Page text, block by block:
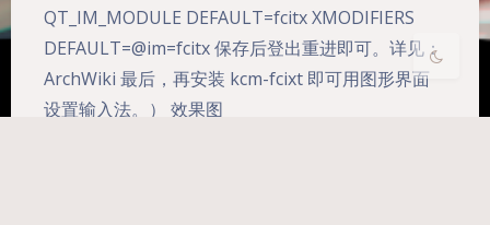
QT_IM_MODULE DEFAULT=fcitx XMODIFIERS
DEFAULT=@im=fcitx 保存后登出重进即可。详见：
ArchWiki 最后，再安装 kcm-fcixt 即可用图形界面
设置输入法。） 效果图